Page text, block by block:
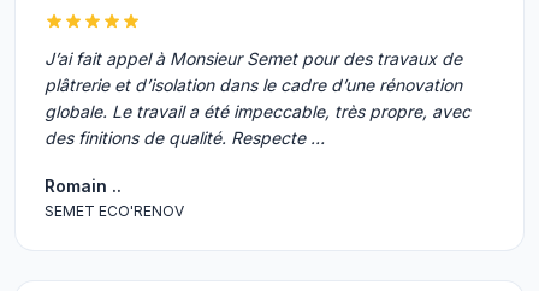
J’ai fait appel à Monsieur Semet pour des travaux de
plâtrerie et d’isolation dans le cadre d’une rénovation
globale. Le travail a été impeccable, très propre, avec
des finitions de qualité. Respecte …
Romain ..
SEMET ECO'RENOV